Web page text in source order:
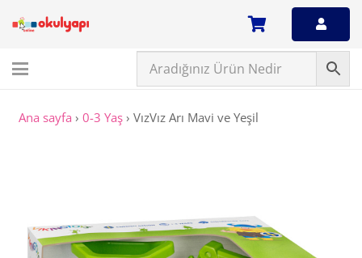
Ana sayfa › 0-3 Yaş› VızVız Arı Mavi ve Yeşil